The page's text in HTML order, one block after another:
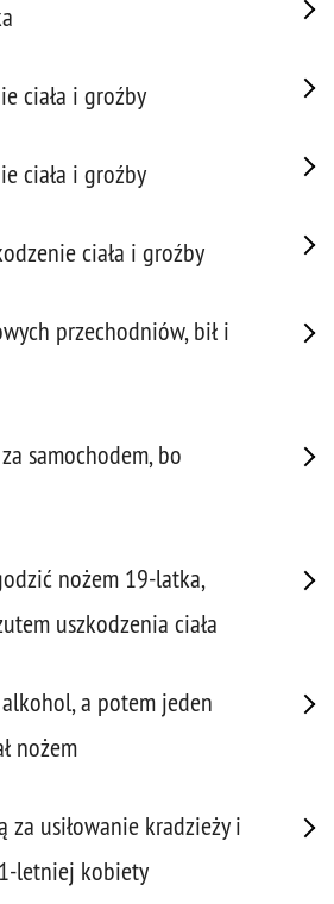
ciała i groźby
ciała i groźby
ciała i groźby
przechodniów, bił i
samochodem, bo
nożem 19-latka,
uszkodzenia ciała
a potem jeden
nożem
usiłowanie kradzieży i
letniej kobiety